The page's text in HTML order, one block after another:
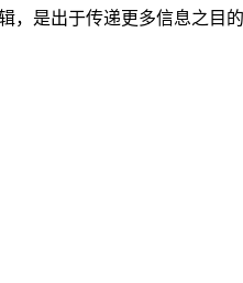
是出于传递更多信息之目